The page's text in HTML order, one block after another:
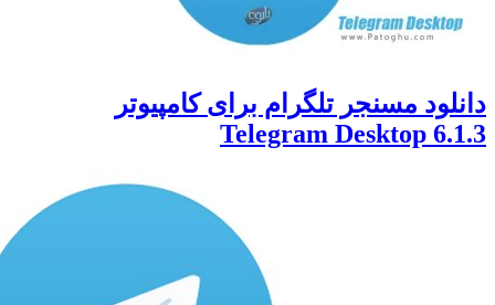
مسنجر تلگرام برای کامپیوتر
Telegram Desktop